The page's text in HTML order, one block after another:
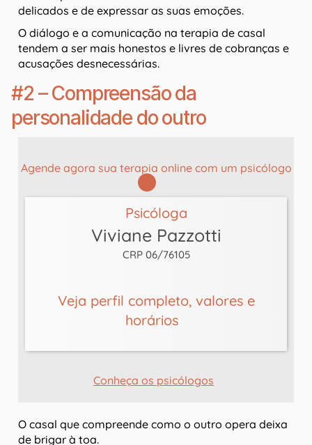
delicados e de expressar as suas emoções.
O diálogo e a comunicação na terapia de casal
tendem a ser mais honestos e livres de cobranças e
acusações desnecessárias.
#2 – Compreensão da
personalidade do outro
Agende agora sua terapia online com um psicólogo
Psicóloga
Viviane Pazzotti
CRP 06/76105
Veja perfil completo, valores e
horários
Conheça os psicólogos
O casal que compreende como o outro opera deixa
de brigar à toa.